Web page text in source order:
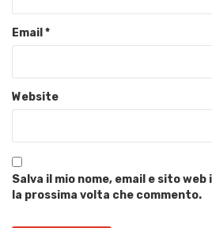
Email*
Website
Salva il mio nome, email e sito
la prossima volta che commento.